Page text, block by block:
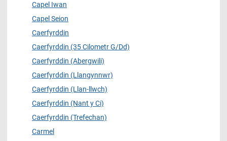
Capel Iwan
Capel Seion
Caerfyrddin
Caerfyrddin (35 Cilometr G/Dd)
Caerfyrddin (Abergwili)
Caerfyrddin (Llangynnwr)
Caerfyrddin (Llan-llwch)
Caerfyrddin (Nant y Ci)
Caerfyrddin (Trefechan)
Carmel